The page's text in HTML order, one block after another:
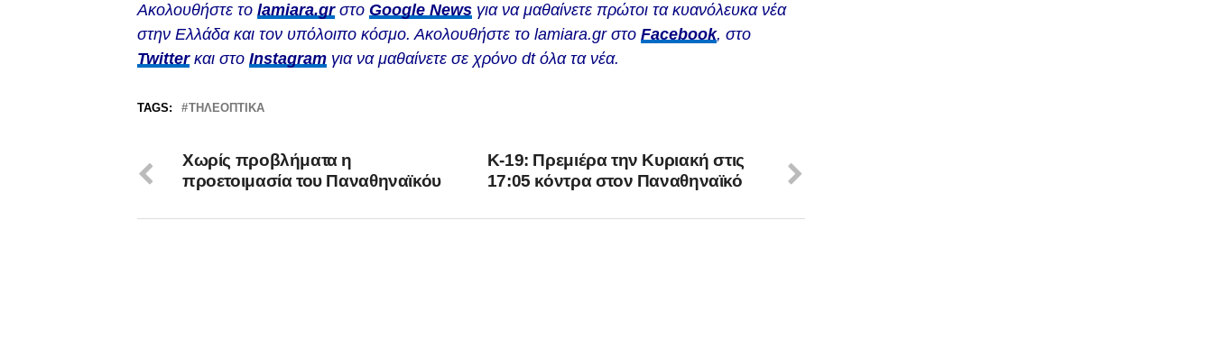
Ακολουθήστε το lamiara.grστο Google News για να μαθαίνετε πρώτοι τα κυανόλευκα νέα
στην Ελλάδα και τον υπόλοιπο κόσμο. Ακολουθήστε το lamiara.gr στο Facebook, στο
Twitterκαι στο Instagram για να μαθαίνετε σε χρόνο dt όλα τα νέα.
TAGS: ΤΗΛΕΟΠΤΙΚΆ
Κ-19: Πρεμιέρα την Κυριακή στις
17:05 κόντρα στον Παναθηναϊκό
Χωρίς προβλήματα η
προετοιμασία του Παναθηναϊκόυ